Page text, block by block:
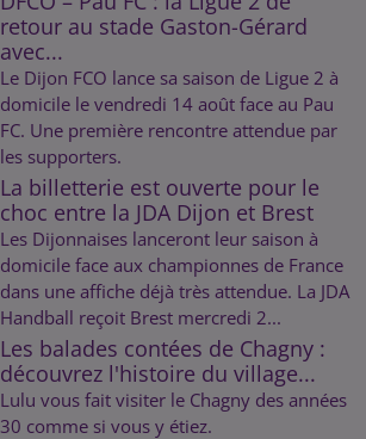
retour au stade Gaston-Gérard
avec...
Le Dijon FCO lance sa saison de Ligue 2 à
domicile le vendredi 14 août face au Pau
FC. Une première rencontre attendue par
les supporters.
La billetterie est ouverte pour le
choc entre la JDA Dijon et Brest
Les Dijonnaises lanceront leur saison à
domicile face aux championnes de France
dans une affiche déjà très attendue. La JDA
Handball reçoit Brest mercredi 2...
Les balades contées de Chagny :
découvrez l'histoire du village...
Lulu vous fait visiter le Chagny des années
30 comme si vous y étiez.